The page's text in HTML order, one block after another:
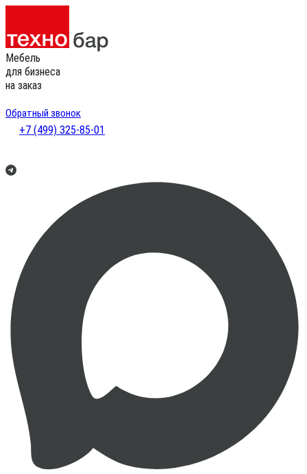
Мебель
для бизнеса
на заказ
Обратный звонок
+7 (499) 325-85-01